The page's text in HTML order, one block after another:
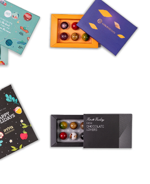
התמונה
בגדול
-
בגדול
-